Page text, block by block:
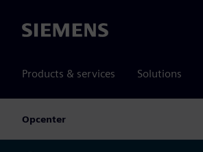
Siemens
Products & services Solutions
Opcenter